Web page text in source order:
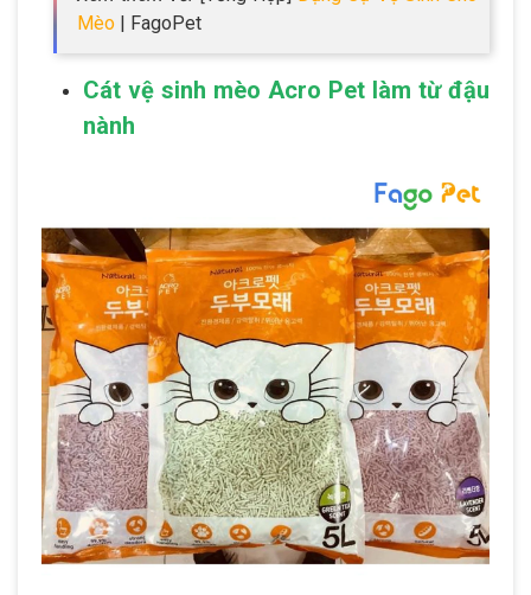
Mèo | FagoPet
Cát vệ sinh mèo Acro Pet làm từ đậu
nành